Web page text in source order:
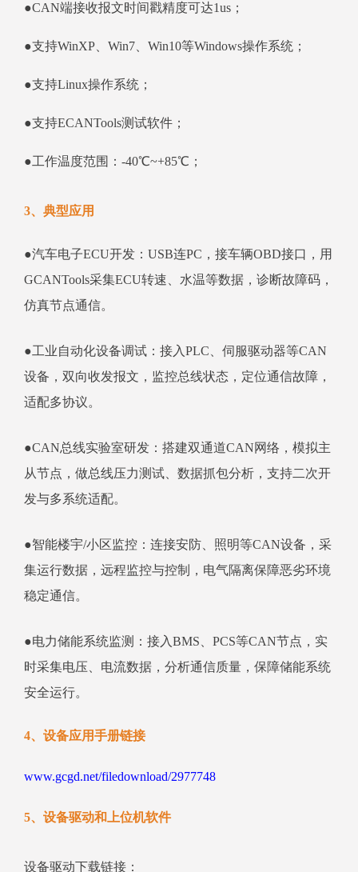
●CAN端接收报文时间戳精度可达1us；
●支持WinXP、Win7、Win10等Windows操作系统；
●支持Linux操作系统；
●支持ECANTools测试软件；
●工作温度范围：-40℃~+85℃；
3、典型应用
●汽车电子ECU开发：USB连PC，接车辆OBD接口，用
GCANTools采集ECU转速、水温等数据，诊断故障码，
仿真节点通信。
●工业自动化设备调试：接入PLC、伺服驱动器等CAN
设备，双向收发报文，监控总线状态，定位通信故障，
适配多协议。
●CAN总线实验室研发：搭建双通道CAN网络，模拟主
从节点，做总线压力测试、数据抓包分析，支持二次开
发与多系统适配。
●智能楼宇/小区监控：连接安防、照明等CAN设备，采
集运行数据，远程监控与控制，电气隔离保障恶劣环境
稳定通信。
●电力储能系统监测：接入BMS、PCS等CAN节点，实
时采集电压、电流数据，分析通信质量，保障储能系统
安全运行。
4、设备应用手册链接
www.gcgd.net/filedownload/2977748
5、设备驱动和上位机软件
设备驱动下载链接：